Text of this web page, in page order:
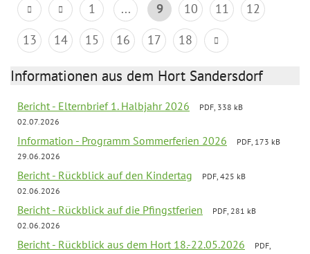
1 ... 9 10 11
12
13
14 15 16 17 18
Informationen aus dem Hort Sandersdorf
Bericht - Elternbrief 1. Halbjahr 2026
PDF, 338 kB
02.07.2026
Information - Programm Sommerferien 2026
PDF, 173 kB
29.06.2026
Bericht - Rückblick auf den Kindertag
PDF, 425 kB
02.06.2026
Bericht - Rückblick auf die Pfingstferien
PDF, 281 kB
02.06.2026
Bericht - Rückblick aus dem Hort 18.-22.05.2026
PDF,